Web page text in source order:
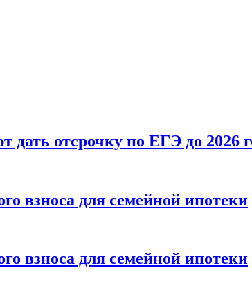
дать отсрочку по ЕГЭ до 2026
взноса для семейной ипотеки
взноса для семейной ипотеки